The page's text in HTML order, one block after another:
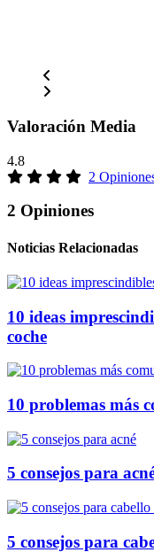
Valoración Media
4.8
2
2 Opiniones
Noticias Relacionadas
10 ideas
coche
10 problemas más
5 consejos para
5 consejos para